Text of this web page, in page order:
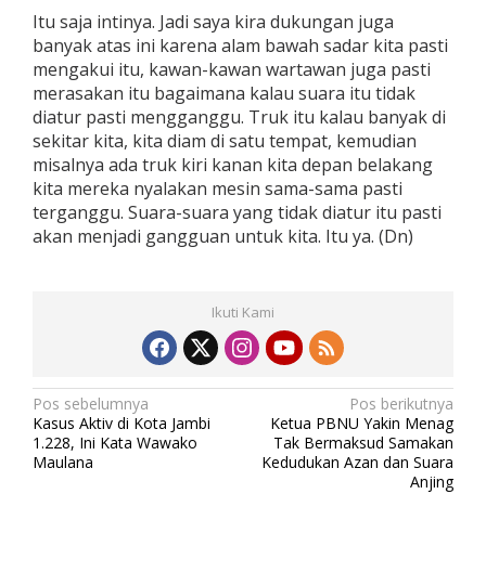
Itu saja intinya. Jadi saya kira dukungan juga
banyak atas ini karena alam bawah sadar kita pasti
mengakui itu, kawan-kawan wartawan juga pasti
merasakan itu bagaimana kalau suara itu tidak
diatur pasti mengganggu. Truk itu kalau banyak di
sekitar kita, kita diam di satu tempat, kemudian
misalnya ada truk kiri kanan kita depan belakang
kita mereka nyalakan mesin sama-sama pasti
terganggu. Suara-suara yang tidak diatur itu pasti
akan menjadi gangguan untuk kita. Itu ya. (Dn)
Ikuti Kami
N
a
v
Pos sebelumnya
Kasus Aktiv di Kota Jambi
1.228, Ini Kata Wawako
Maulana
Pos berikutnya
Ketua PBNU Yakin Menag
Tak Bermaksud Samakan
Kedudukan Azan dan Suara
Anjing